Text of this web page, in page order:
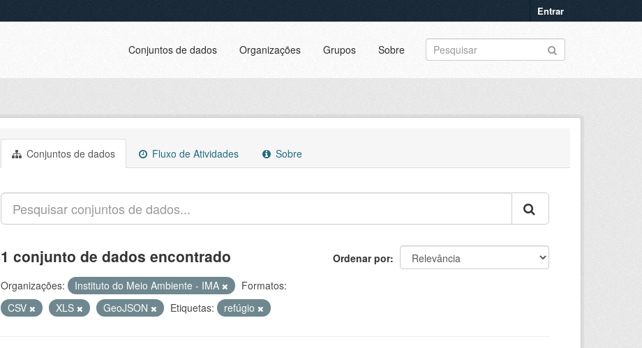
Entrar
Conjuntos de dados Organizações Grupos Sobre
Conjuntos de dados Fluxo de Atividades Sobre
Ordenar por
1 conjunto de dados encontrado
Organizações: Instituto do Meio Ambiente - IMA
Formatos:
CSV
XLS GeoJSON Etiquetas: refúgio